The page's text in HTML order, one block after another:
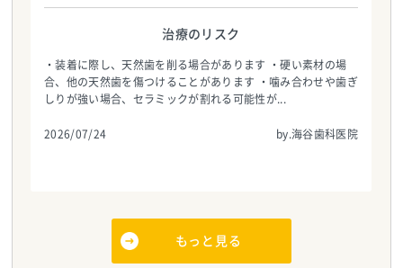
治療のリスク
・装着に際し、天然歯を削る場合があります ・硬い素材の場
合、他の天然歯を傷つけることがあります ・噛み合わせや歯ぎ
しりが強い場合、セラミックが割れる可能性が...
2026/07/24 by.海谷歯科医院
もっと見る